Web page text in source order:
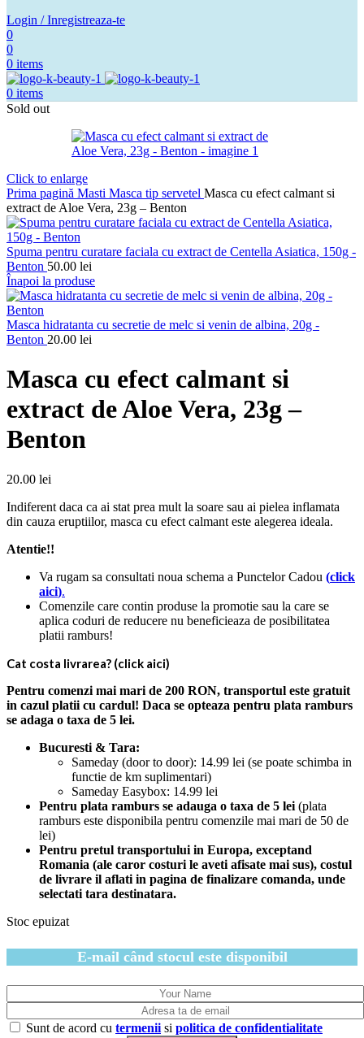
Login / Inregistreaza-te
0
0
0 items
0 items
Sold out
Click to enlarge
Prima pagină Masti Masca tip servetel Masca cu efect calmant si
extract de Aloe Vera, 23g – Benton
Spuma pentru curatare faciala cu extract de Centella Asiatica, 150g -
Benton 50.00 lei
Înapoi la produse
Masca hidratanta cu secretie de melc si venin de albina, 20g -
Benton 20.00 lei
Masca cu efect calmant si
extract de Aloe Vera, 23g –
Benton
20.00 lei
Indiferent daca ca ai stat prea mult la soare sau ai pielea inflamata
din cauza eruptiilor, masca cu efect calmant este alegerea ideala.
Atentie!!
Va rugam sa consultati noua schema a Punctelor Cadou (click
aici).
Comenzile care contin produse la promotie sau la care se
aplica coduri de reducere nu beneficieaza de posibilitatea
platii ramburs!
Cat costa livrarea? (click aici)
Pentru comenzi mai mari de 200 RON, transportul este gratuit
in cazul platii cu cardul! Daca se opteaza pentru plata ramburs
se adaga o taxa de 5 lei.
Bucuresti & Tara:
Sameday (door to door): 14.99 lei (se poate schimba in
functie de km suplimentari)
Sameday Easybox: 14.99 lei
Pentru plata ramburs se adauga o taxa de 5 lei (plata
ramburs este disponibila pentru comenzile mai mari de 50 de
lei)
Pentru pretul transportului in Europa, exceptand
Romania (ale caror costuri le aveti afisate mai sus), costul
de livrare il aflati in pagina de finalizare comanda, unde
selectati tara destinatara.
Stoc epuizat
E-mail când stocul este disponibil
Sunt de acord cu termenii si politica de confidentialitate